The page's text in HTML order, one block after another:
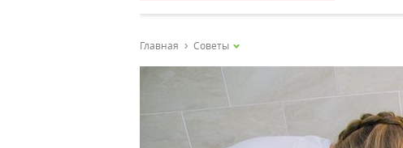
Главная Советы